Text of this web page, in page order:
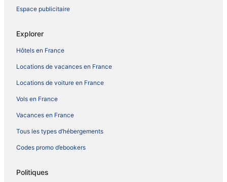
Espace publicitaire
Explorer
Hôtels en France
Locations de vacances en France
Locations de voiture en France
Vols en France
Vacances en France
Tous les types d’hébergements
Codes promo d’ebookers
Politiques